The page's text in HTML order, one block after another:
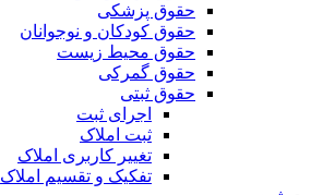
حقوق پزشکی
حقوق کودکان و نوجوانان
حقوق محیط زیست
حقوق گمرکی
حقوق ثبتی
اجرای ثبت
ثبت املاک
تغییر کاربری املاک
تفکیک و تقسیم املاک